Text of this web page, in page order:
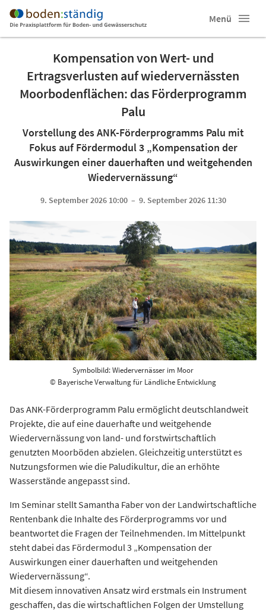
Menü
Kompensation von Wert- und
Ertragsverlusten auf wiedervernässten
Moorbodenflächen: das Förderprogramm
Palu
Vorstellung des ANK-Förderprogramms Palu mit
Fokus auf Fördermodul 3 „Kompensation der
Auswirkungen einer dauerhaften und weitgehenden
Wiedervernässung“
9. September 2026 10:00 – 9. September 2026 11:30
Symbolbild: Wiedervernässer im Moor
© Bayerische Verwaltung für Ländliche Entwicklung
Das ANK-Förderprogramm Palu ermöglicht deutschlandweit
Projekte, die auf eine dauerhafte und weitgehende
Wiedervernässung von land- und forstwirtschaftlich
genutzten Moorböden abzielen. Gleichzeitig unterstützt es
Nutzungsformen wie die Paludikultur, die an erhöhte
Wasserstände angepasst sind.
Im Seminar stellt Samantha Faber von der Landwirtschaftliche
Rentenbank die Inhalte des Förderprogramms vor und
beantwortet die Fragen der Teilnehmenden. Im Mittelpunkt
steht dabei das Fördermodul 3 „Kompensation der
Auswirkungen einer dauerhaften und weitgehenden
Wiedervernässung“.
Mit diesem innovativen Ansatz wird erstmals ein Instrument
geschaffen, das die wirtschaftlichen Folgen der Umstellung